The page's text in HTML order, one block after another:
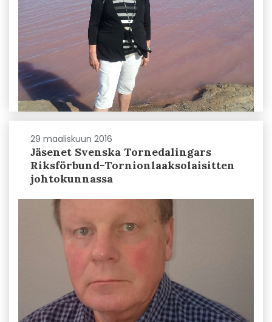
29 maaliskuun 2016
Jäsenet Svenska Tornedalingars
Riksförbund-Tornionlaaksolaisitten
johtokunnassa